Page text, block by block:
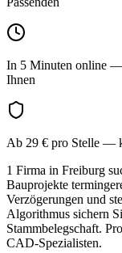
In 5 Minuten online —
Ihnen
Ab 29 € pro Stelle —
1 Firma in Freiburg
Bauprojekte
Verzögerungen und
Algorithmus sichern
Stammbelegschaft.
CAD-Spezialisten.